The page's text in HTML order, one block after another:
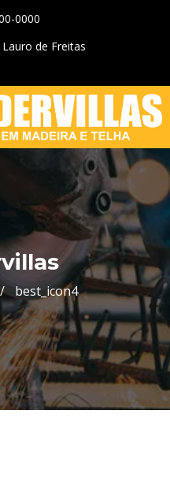
0000
de Freitas
best_icon4